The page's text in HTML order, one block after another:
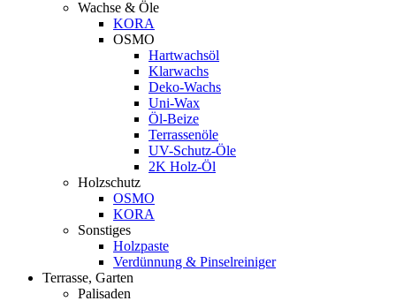
Wachse & Öle
KORA
OSMO
Hartwachsöl
Klarwachs
Deko-Wachs
Uni-Wax
Öl-Beize
Terrassenöle
UV-Schutz-Öle
2K Holz-Öl
Holzschutz
OSMO
KORA
Sonstiges
Holzpaste
Verdünnung & Pinselreiniger
Terrasse, Garten
Palisaden